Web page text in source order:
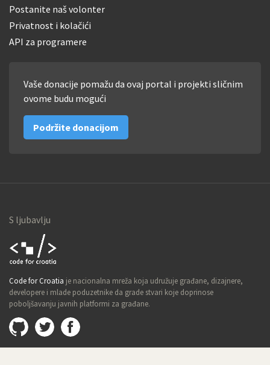
Postanite naš volonter
Privatnost i kolačići
API za programere
Vaše donacije pomažu da ovaj portal i projekti sličnim
ovome budu mogući
Podržite donacijom
S ljubavlju
Croatia
Code for Croatia je nacionalna mreža koja udružuje građane, dizajnere,
developere i mlade poduzetnike da grade stvari koje doprinose
poboljšavanju javnih platformi za građane.